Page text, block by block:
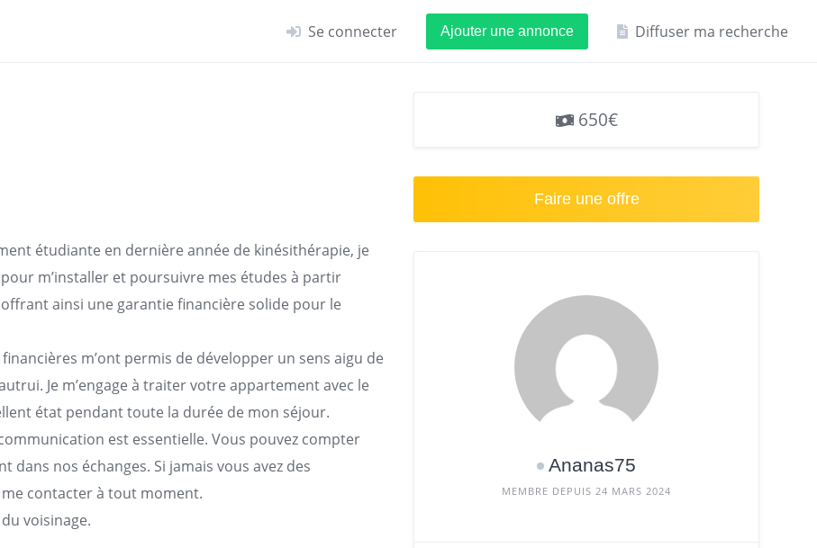
Se connecter Ajouter une annonce Diffuser ma recherche
étudiante en dernière année de kinésithérapie, je
m’installer et poursuivre mes études à partir
ainsi une garantie financière solide pour le
m’ont permis de développer un sens aigu de
Je m’engage à traiter votre appartement avec le
état pendant toute la durée de mon séjour.
est essentielle. Vous pouvez compter
nos échanges. Si jamais vous avez des
contacter à tout moment.
voisinage.
650€
Faire une offre
Ananas75
MEMBRE DEPUIS 24 MARS 2024